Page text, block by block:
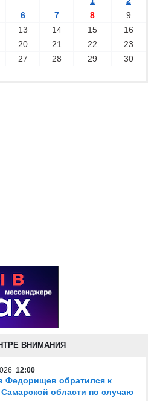
6 7 8
9
13 14 15
16
20 21 22
23
27 28 29
30
ВНИМАНИЯ
12:00
Федорищев обратился к
области по случаю